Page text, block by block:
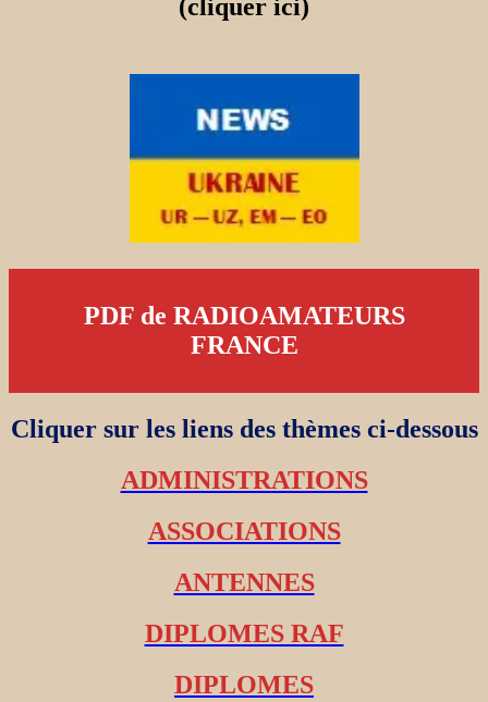
(cliquer ici)
PDF de RADIOAMATEURS
FRANCE
Cliquer sur les liens des thèmes ci-dessous
ADMINISTRATIONS
ASSOCIATIONS
ANTENNES
DIPLOMES RAF
DIPLOMES